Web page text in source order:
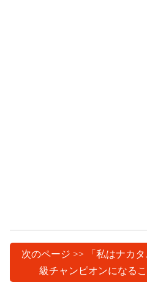
次のページ >> 「私はナカ
級チャンピオンになる